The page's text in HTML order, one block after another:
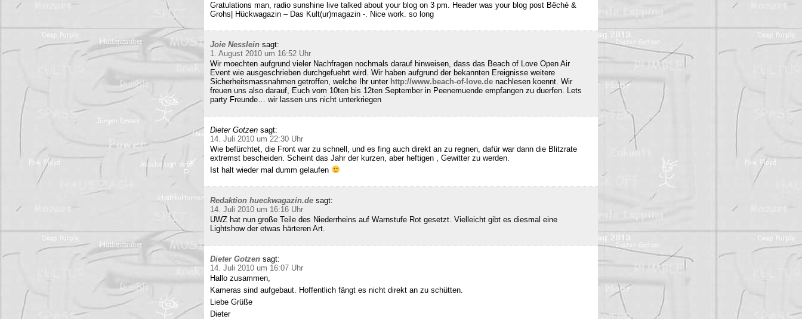
Gratulations man, radio sunshine live talked about your blog on 3 pm. Header was your blog post Bêché &
Grohs| Hückwagazin – Das Kult(ur)magazin -. Nice work. so long
Joie Nesslein sagt:
1. August 2010 um 16:52 Uhr
Wir moechten aufgrund vieler Nachfragen nochmals darauf hinweisen, dass das Beach of Love Open Air
Event wie ausgeschrieben durchgefuehrt wird. Wir haben aufgrund der bekannten Ereignisse weitere
Sicherheitsmassnahmen getroffen, welche Ihr unter http://www.beach-of-love.de nachlesen koennt. Wir
freuen uns also darauf, Euch vom 10ten bis 12ten September in Peenemuende empfangen zu duerfen. Lets
party Freunde… wir lassen uns nicht unterkriegen
Dieter Gotzen sagt:
14. Juli 2010 um 22:30 Uhr
Wie befürchtet, die Front war zu schnell, und es fing auch direkt an zu regnen, dafür war dann die Blitzrate
extremst bescheiden. Scheint das Jahr der kurzen, aber heftigen , Gewitter zu werden.
Ist halt wieder mal dumm gelaufen
Redaktion hueckwagazin.de sagt:
14. Juli 2010 um 16:16 Uhr
UWZ hat nun große Teile des Niederrheins auf Warnstufe Rot gesetzt. Vielleicht gibt es diesmal eine
Lightshow der etwas härteren Art.
Dieter Gotzen sagt:
14. Juli 2010 um 16:07 Uhr
Hallo zusammen,
Kameras sind aufgebaut. Hoffentlich fängt es nicht direkt an zu schütten.
Liebe Grüße
Dieter